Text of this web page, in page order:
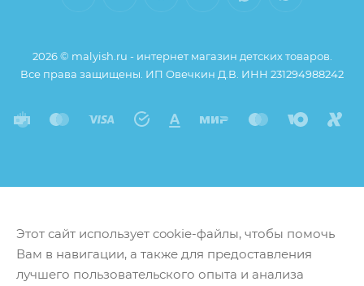
2026 © malyish.ru - интернет магазин детских товаров.
Все права защищены. ИП Овечкин Д.В. ИНН 231294988242
Этот сайт использует cookie-файлы, чтобы помочь
Вам в навигации, а также для предоставления
лучшего пользовательского опыта и анализа